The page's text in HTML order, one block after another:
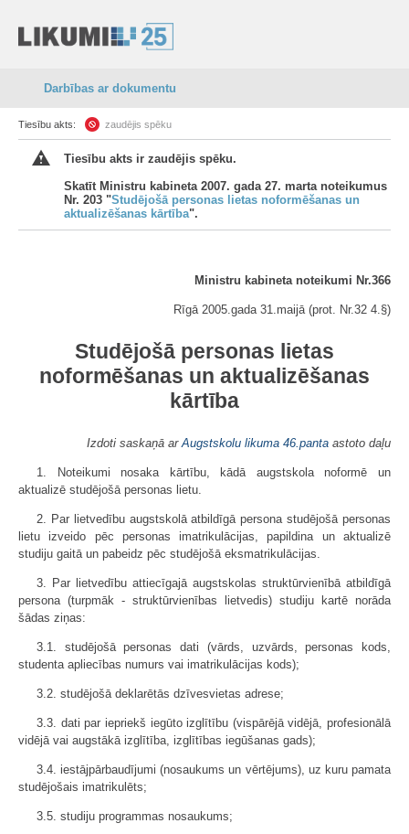
Darbības ar dokumentu
Tiesību akts: zaudējis spēku
Tiesību akts ir zaudējis spēku.
Skatīt Ministru kabineta 2007. gada 27. marta noteikumus
Nr. 203 "Studējošā personas lietas noformēšanas un
aktualizēšanas kārtība".
Ministru kabineta noteikumi Nr.366
Rīgā 2005.gada 31.maijā (prot. Nr.32 4.§)
Studējošā personas lietas
noformēšanas un aktualizēšanas
kārtība
Izdoti saskaņā arAugstskolu likuma 46.panta astoto daļu
1. Noteikumi nosaka kārtību, kādā augstskola noformē un
aktualizē studējošā personas lietu.
2. Par lietvedību augstskolā atbildīgā persona studējošā personas
lietu izveido pēc personas imatrikulācijas, papildina un aktualizē
studiju gaitā un pabeidz pēc studējošā eksmatrikulācijas.
3. Par lietvedību attiecīgajā augstskolas struktūrvienībā atbildīgā
persona (turpmāk - struktūrvienības lietvedis) studiju kartē norāda
šādas ziņas:
3.1. studējošā personas dati (vārds, uzvārds, personas kods,
studenta apliecības numurs vai imatrikulācijas kods);
3.2. studējošā deklarētās dzīvesvietas adrese;
3.3. dati par iepriekš iegūto izglītību (vispārējā vidējā, profesionālā
vidējā vai augstākā izglītība, izglītības iegūšanas gads);
3.4. iestājpārbaudījumi (nosaukums un vērtējums), uz kuru pamata
studējošais imatrikulēts;
3.5. studiju programmas nosaukums;